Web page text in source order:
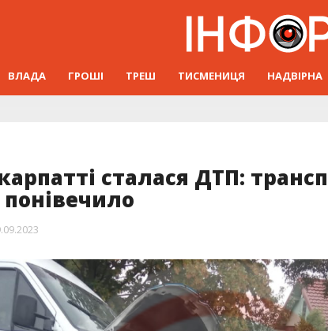
ВЛАДА ГРОШІ ТРЕШ ТИСМЕНИЦЯ НАДВІРНА
сталася ДТП: